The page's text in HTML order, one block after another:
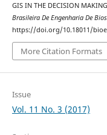
GIS IN THE DECISION
Brasileira De Engenharia De
https://doi.org/10.18011/
More Citation Formats
Issue
Vol. 11 No. 3 (2017)